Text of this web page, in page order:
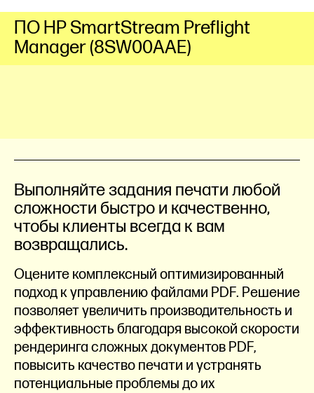
ПО HP SmartStream Preflight
Manager (8SW00AAE)
Выполняйте задания печати любой
сложности быстро и качественно,
чтобы клиенты всегда к вам
возвращались.
Оцените комплексный оптимизированный
подход к управлению файлами PDF. Решение
позволяет увеличить производительность и
эффективность благодаря высокой скорости
рендеринга сложных документов PDF,
повысить качество печати и устранять
потенциальные проблемы до их